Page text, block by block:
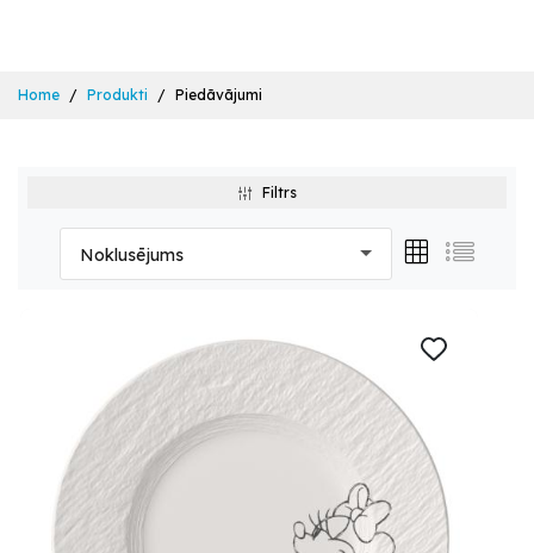
Home Produkti Piedāvājumi
Filtrs